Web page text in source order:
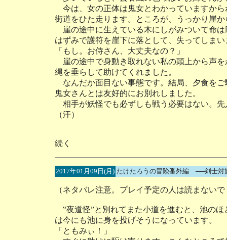
今は、女の正体は鬼女とわかっていますか
街道をひた走ります。ところが、うっかり崖
崖の途中に生えている木にしがみついて命
はずみで護符を崖下に落として、失ってしま
「もし。お侍さん、大丈夫なの？」
崖の途中で身動き取れない私の頭上から声
縄を垂らして助けてくれました。
なんだか面目ない事態です。結局、夕食を
鬼女さんとは友好的にお別れしました。
相手が妖怪でも必ずしも戦う必要はない。
（汗）
続く
2017年01月09日(月) たけたろうの冒険番外編 ──剣士
（ネタバレ注意。プレイ予定の人は読まない
‟夜道怪”と別れてまた小道を進むと、池の
は今にも池に身を投げそうになっています。
「ともみぃ！」